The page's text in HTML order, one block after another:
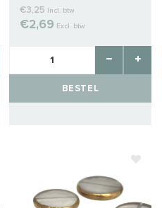
€3,25 Incl. btw
€2,69 Excl. btw
BESTEL